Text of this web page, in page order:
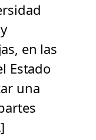
en las
Estado
una